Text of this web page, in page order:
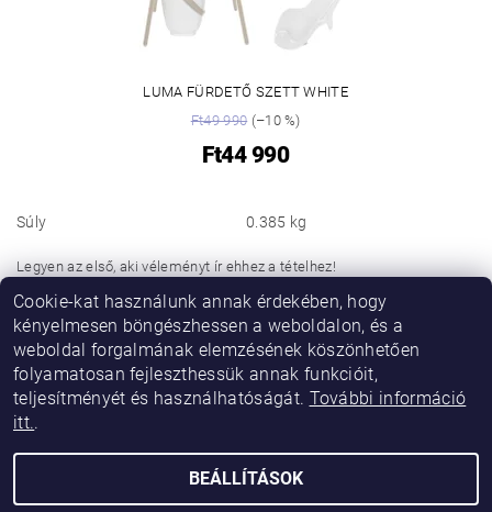
LUMA FÜRDETŐ SZETT WHITE
Ft49 990(–10 %)
Ft44 990
Súly 0.385 kg
Legyen az első, aki véleményt ír ehhez a tételhez!
Hozzászólás hozzáadása
2026 © Vikibaby, minden jog fenntartva.
Cookie-kat használunk annak érdekében, hogy
kényelmesen böngészhessen a weboldalon, és a
weboldal forgalmának elemzésének köszönhetően
folyamatosan fejleszthessük annak funkcióit,
teljesítményét és használhatóságát. További információ
itt..
BEÁLLÍTÁSOK